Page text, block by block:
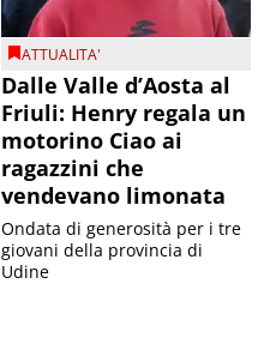
ATTUALITA'
Dalle Valle d’Aosta al
Friuli: Henry regala un
motorino Ciao ai
ragazzini che
vendevano limonata
Ondata di generosità per i tre
giovani della provincia di
Udine